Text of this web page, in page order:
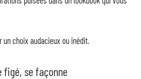
un choix audacieux ou inédit.
figé, se façonne